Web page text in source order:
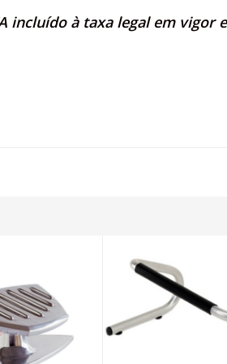
incluído à taxa legal em vigor